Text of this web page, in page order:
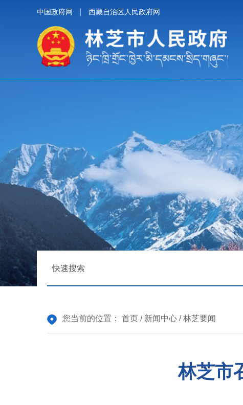
中国政府网 西藏自治区人民政府网
您当前的位置： 首页 / 新闻中心 /林芝要闻
林芝市